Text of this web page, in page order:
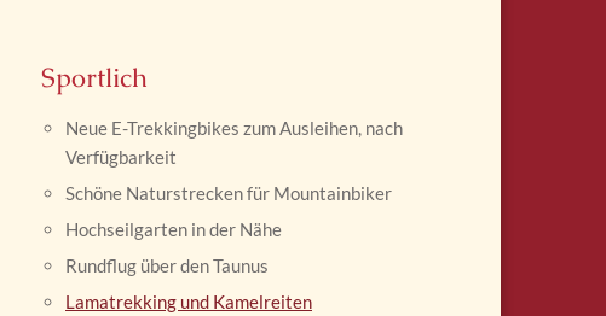
Sportlich
Neue E-Trekkingbikes zum Ausleihen, nach
Verfügbarkeit
Schöne Naturstrecken für Mountainbiker
Hochseilgarten in der Nähe
Rundflug über den Taunus
Lamatrekking und Kamelreiten